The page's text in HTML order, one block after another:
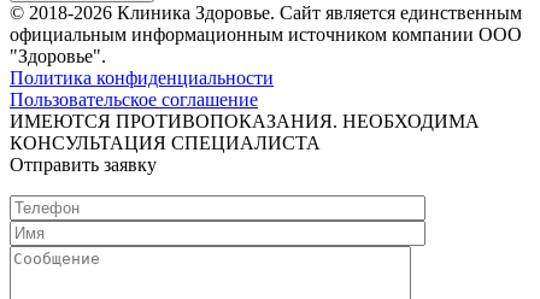
© 2018-2026 Клиника Здоровье. Cайт является единственным
официальным информационным источником компании ООО
"Здоровье".
Политика конфиденциальности
Пользовательское соглашение
ИМЕЮТСЯ ПРОТИВОПОКАЗАНИЯ. НЕОБХОДИМА
КОНСУЛЬТАЦИЯ СПЕЦИАЛИСТА
Отправить заявку